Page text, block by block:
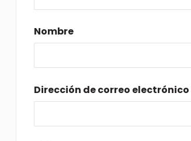
Nombre
Dirección de correo electrónico